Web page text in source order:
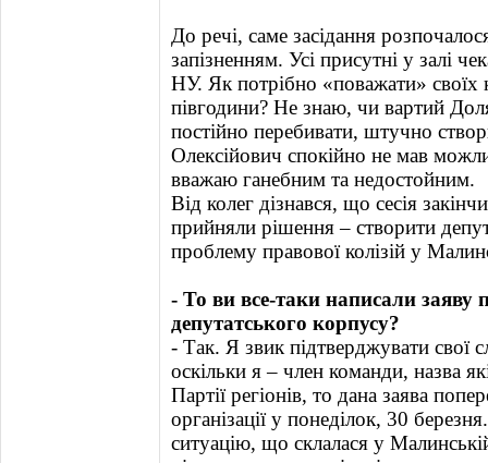
До речі, саме засідання
запізненням. Усі присутні у залі
НУ. Як потрібно «поважати» своїх
півгодини? Не знаю, чи вартий
постійно перебивати, штучно
Олексійович спокійно не мав
вважаю ганебним та недостойним.
Від колег дізнався, що сесія
прийняли рішення – створити
проблему правової колізій у
- То ви все-таки написали заяву
депутатського корпусу?
- Так. Я звик підтверджувати свої
оскільки я – член команди, назва
Партії регіонів, то дана заява
організації у понеділок, 30
ситуацію, що склалася у